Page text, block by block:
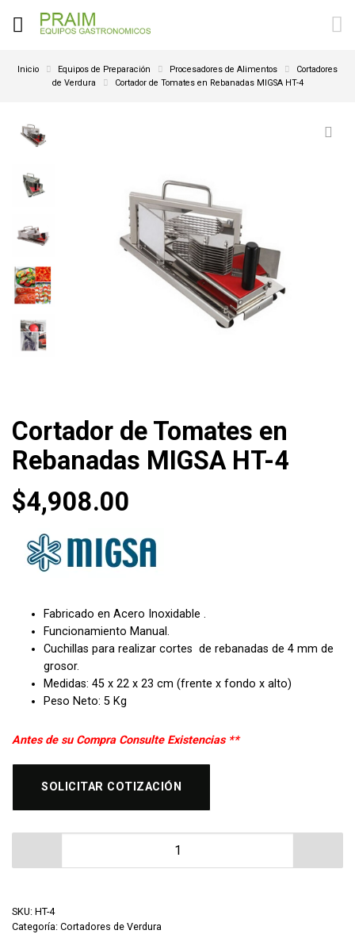
Inicio Equipos de Preparación Procesadores de Alimentos
Cortadores
de Verdura
Cortador de Tomates en Rebanadas MIGSA HT-4
Cortador de Tomates en
Rebanadas MIGSA HT-4
$4,908.00
Fabricado en Acero Inoxidable .
Funcionamiento Manual.
Cuchillas para realizar cortes de rebanadas de 4 mm de
grosor.
Medidas: 45 x 22 x 23 cm (frente x fondo x alto)
Peso Neto: 5 Kg
Antes de su Compra Consulte Existencias **
SOLICITAR COTIZACIÓN
Cortador de Tomates en Rebanadas MIGSA HT-4
SKU: HT-4
Categoría: Cortadores de Verdura